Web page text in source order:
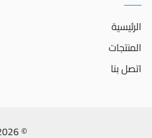
الرئيسية
المنتجات
اتصل بنا
© 2026 Gozena